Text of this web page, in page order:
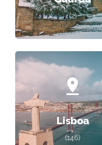
(2)
Lisboa
(146)